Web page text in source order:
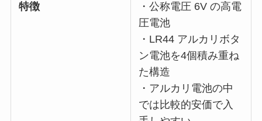
特徴
・公称電圧 6V の高電
圧電池
・LR44 アルカリボタ
ン電池を4個積み重ね
た構造
・アルカリ電池の中
では比較的安価で入